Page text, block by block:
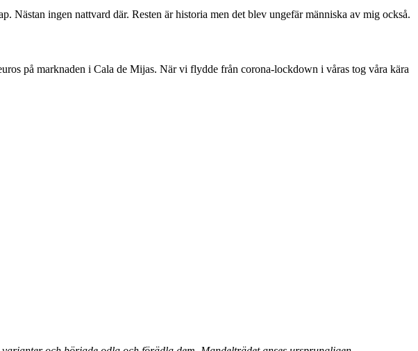
ingen nattvard där. Resten är historia men det blev ungefär människa av mig också.
på marknaden i Cala de Mijas. När vi flydde från corona-lockdown i våras tog våra kära